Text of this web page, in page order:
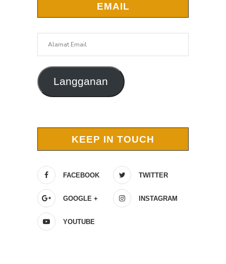
EMAIL
Langganan
KEEP IN TOUCH
FACEBOOK TWITTER
GOOGLE + INSTAGRAM
YOUTUBE